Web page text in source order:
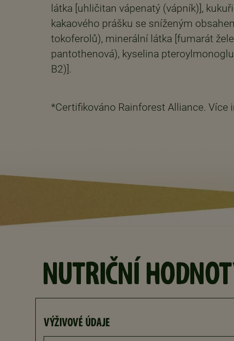
látka [uhličitan vápenatý (vápník)],
kakaového prášku se sníženým
tokoferolů), minerální látka [fumarát
pantothenová), kyselina
B2)].
*Certifikováno Rainforest Alliance. Více
NUTRIČNÍ
VÝŽIVOVÉ ÚDAJE